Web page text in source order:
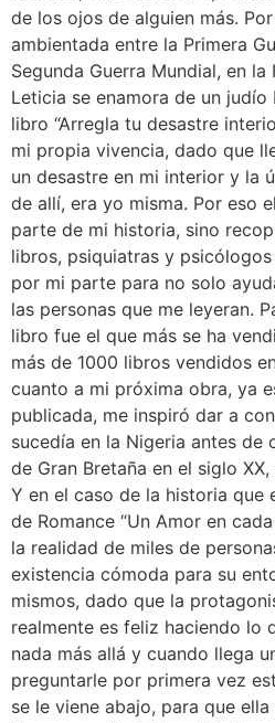
de los ojos de alguien más.
ambientada entre la Primera
Segunda Guerra Mundial, en
Leticia se enamora de un judío
libro “Arregla tu desastre
mi propia vivencia, dado que
un desastre en mi interior y la
de allí, era yo misma. Por eso
parte de mi historia, sino
libros, psiquiatras y
por mi parte para no solo
las personas que me leyeran.
libro fue el que más se ha
más de 1000 libros vendidos
cuanto a mi próxima obra, ya
publicada, me inspiró dar a
sucedía en la Nigeria antes de
de Gran Bretaña en el siglo
Y en el caso de la historia que
de Romance “Un Amor en
la realidad de miles de
existencia cómoda para su
mismos, dado que la
realmente es feliz haciendo lo
nada más allá y cuando llega
preguntarle por primera vez
se le viene abajo, para que